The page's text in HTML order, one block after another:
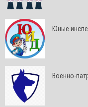
Юные
Военно-